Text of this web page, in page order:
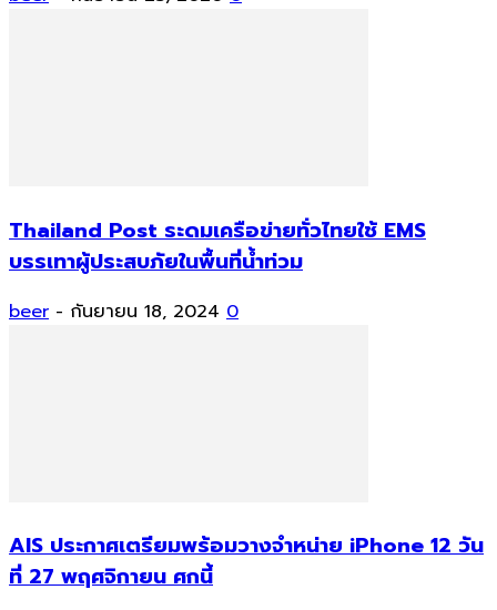
Thailand Post ระดมเครือข่ายทั่วไทยใช้ EMS
บรรเทาผู้ประสบภัยในพื้นที่น้ำท่วม
beer - กันยายน 18, 2024 0
AIS ประกาศเตรียมพร้อมวางจำหน่าย iPhone 12 วัน
ที่ 27 พฤศจิกายน ศกนี้